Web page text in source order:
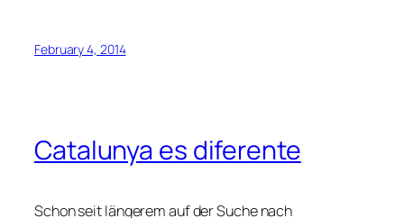
February 4, 2014
Catalunya es diferente
Schon seit längerem auf der Suche nach